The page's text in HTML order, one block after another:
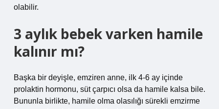
olabilir.
3 aylık bebek varken hamile
kalınır mı?
Başka bir deyişle, emziren anne, ilk 4-6 ay içinde
prolaktin hormonu, süt çarpıcı olsa da hamile kalsa bile.
Bununla birlikte, hamile olma olasılığı sürekli emzirme